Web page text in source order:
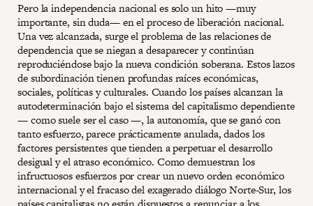
Pero la independencia nacional es solo un hito —muy
importante, sin duda— en el proceso de liberación nacional.
Una vez alcanzada, surge el problema de las relaciones de
dependencia que se niegan a desaparecer y continúan
reproduciéndose bajo la nueva condición soberana. Estos lazos
de subordinación tienen profundas raíces económicas,
sociales, políticas y culturales. Cuando los países alcanzan la
autodeterminación bajo el sistema del capitalismo dependiente
— como suele ser el caso —, la autonomía, que se ganó con
tanto esfuerzo, parece prácticamente anulada, dados los
factores persistentes que tienden a perpetuar el desarrollo
desigual y el atraso económico. Como demuestran los
infructuosos esfuerzos por crear un nuevo orden económico
internacional y el fracaso del exagerado diálogo Norte-Sur, los